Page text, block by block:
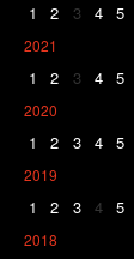
1 2 3 4 5
2021
1 2 3 4 5
2020
1 2 3 4 5
2019
1 2 3 4 5
2018